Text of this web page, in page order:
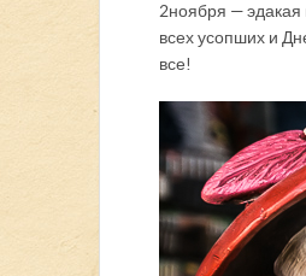
2 ноября —
всех усопших и
все!